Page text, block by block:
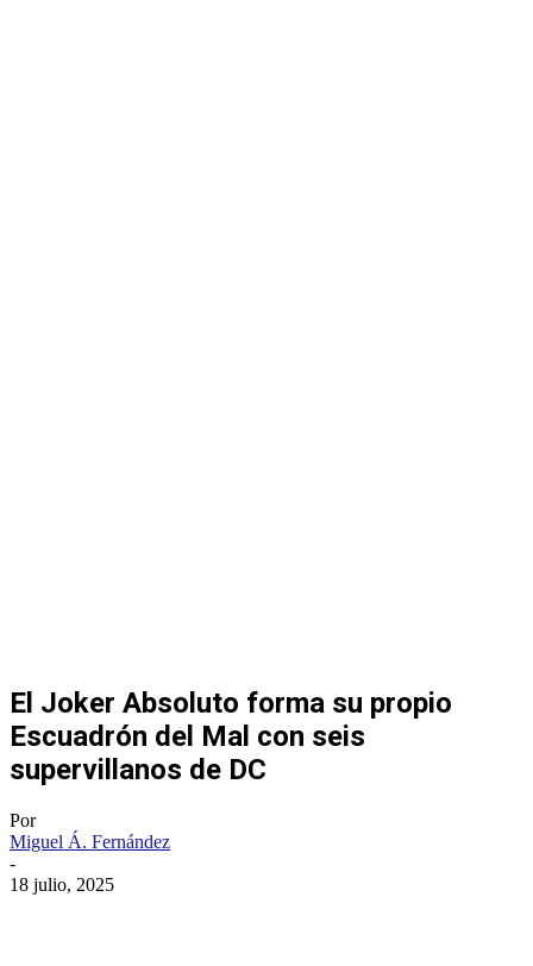
El Joker Absoluto forma su propio
Escuadrón del Mal con seis
supervillanos de DC
Por
Miguel Á. Fernández
-
18 julio, 2025